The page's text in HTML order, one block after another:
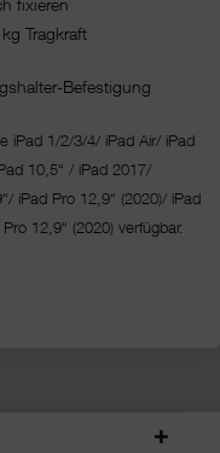
fixieren
Tragkraft
Befestigung
iPad 1/2/3/4/ iPad Air/ iPad
10,5“ / iPad 2017/
iPad Pro 12,9“ (2020)/ iPad
12,9“ (2020) verfügbar.